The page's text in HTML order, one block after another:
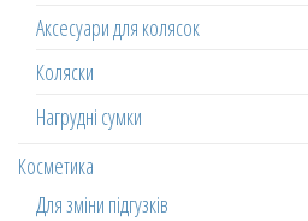
Аксесуари для колясок
Коляски
Нагрудні сумки
Косметика
Для зміни підгузків